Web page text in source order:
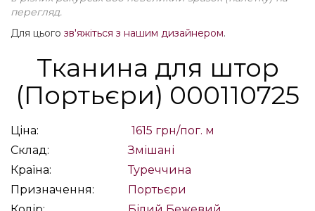
перегляд.
Для цього зв'яжіться з нашим дизайнером.
Тканина для штор
(Портьєри) 000110725
Ціна:
1615 грн/пог. м
Склад:
Змішані
Країна:
Туреччина
Призначення:
Портьєри